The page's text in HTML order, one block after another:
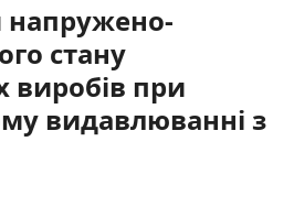
напружено-
стану
виробів при
видавлюванні з